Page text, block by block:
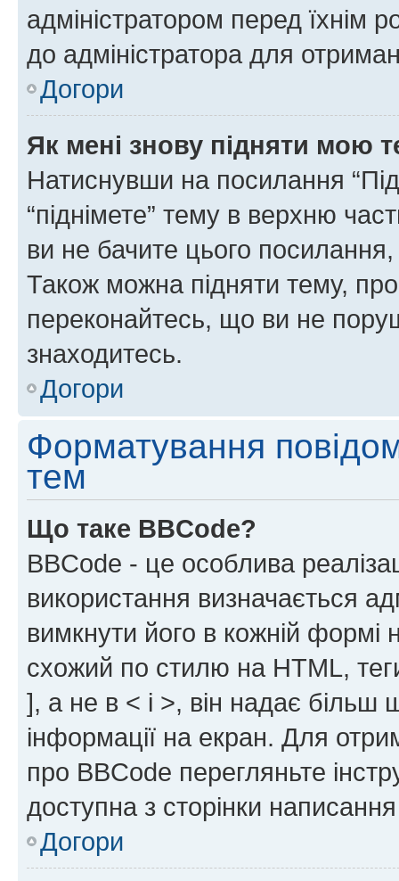
адміністратором перед їхнім
до адміністратора для
Догори
Як мені знову підняти мою
Натиснувши на посилання
“піднімете” тему в верхню
ви не бачите цього
Також можна підняти тему,
переконайтесь, що ви не
знаходитесь.
Догори
Форматування
тем
Що таке BBCode?
BBCode - це особлива
використання визначається
вимкнути його в кожній
схожий по стилю на HTML,
], а не в < і >, він надає більш
інформації на екран. Для
про BBCode перегляньте
доступна з сторінки
Догори